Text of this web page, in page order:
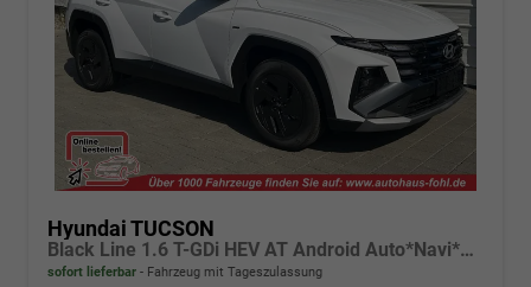
Hyundai TUCSON
Black Line 1.6 T-GDi HEV AT Android Auto*Navi*SHZ*Kamera*2Z Klimaauto*
sofort lieferbar Fahrzeug mit Tageszulassung